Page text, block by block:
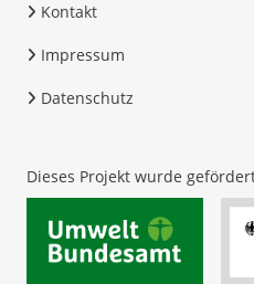
Kontakt
Impressum
Datenschutz
Dieses Projekt wurde